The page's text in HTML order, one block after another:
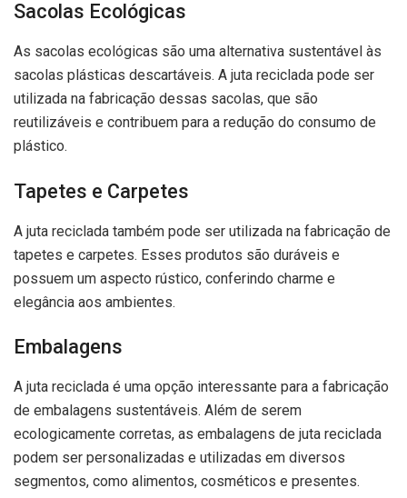
Sacolas Ecológicas
As sacolas ecológicas são uma alternativa sustentável às
sacolas plásticas descartáveis. A juta reciclada pode ser
utilizada na fabricação dessas sacolas, que são
reutilizáveis e contribuem para a redução do consumo de
plástico.
Tapetes e Carpetes
A juta reciclada também pode ser utilizada na fabricação de
tapetes e carpetes. Esses produtos são duráveis e
possuem um aspecto rústico, conferindo charme e
elegância aos ambientes.
Embalagens
A juta reciclada é uma opção interessante para a fabricação
de embalagens sustentáveis. Além de serem
ecologicamente corretas, as embalagens de juta reciclada
podem ser personalizadas e utilizadas em diversos
segmentos, como alimentos, cosméticos e presentes.